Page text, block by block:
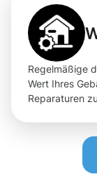
Regelmäßige
Wert Ihres
Reparaturen